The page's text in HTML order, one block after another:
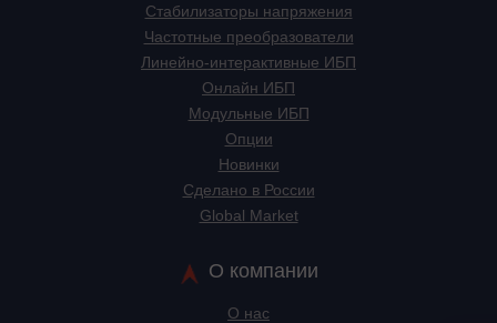
Стабилизаторы напряжения
Частотные преобразователи
Линейно-интерактивные ИБП
Онлайн ИБП
Модульные ИБП
Опции
Новинки
Сделано в России
Global Market
О компании
О нас